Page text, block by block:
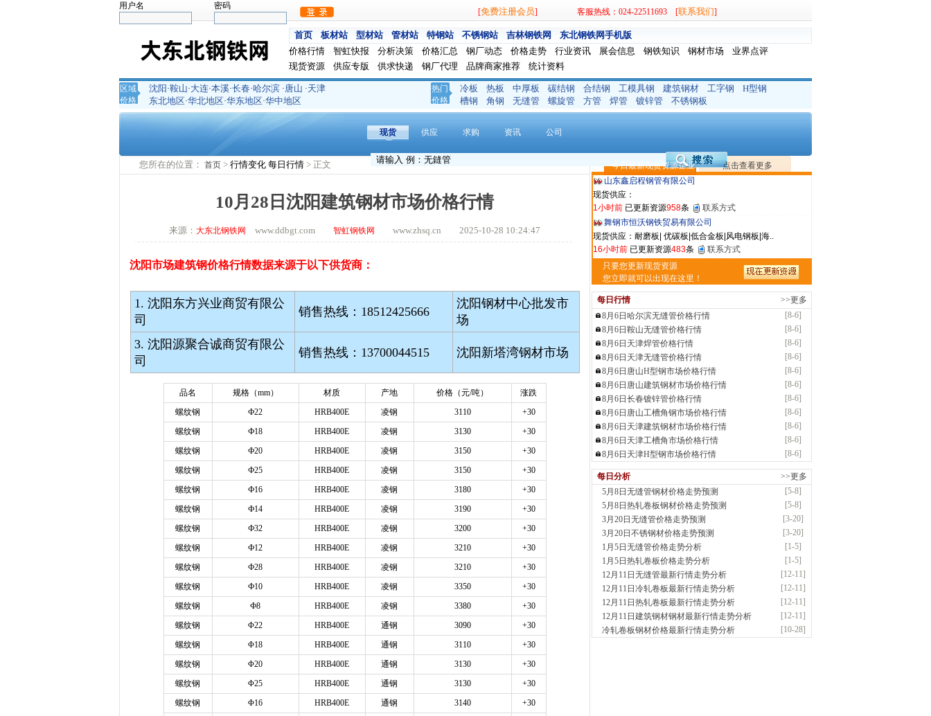
用户名 密码
[免费注册会员] 客服热线：024-22511693 [联系我们]
首页 板材站 型材站 管材站 特钢站 不锈钢站 吉林钢铁网
东北钢铁网手机版
价格行情
智虹快报 分析决策 价格汇总 钢厂动态 价格走势 行业资讯 展会信息 钢铁知识 钢材市场
业界点评
现货资源
供应专版 供求快递 钢厂代理 品牌商家推荐 统计资料
区域
价格
沈阳 ·鞍山·大连·本溪·长春·哈尔滨 ·唐山 ·天津
东北地区·华北地区·华东地区·华中地区
热门
价格
冷板 热板 中厚板 碳结钢 合结钢 工模具钢 建筑钢材 工字钢
H型钢
槽钢
角钢 无缝管 螺旋管 方管 焊管 镀锌管 不锈钢板
现货 供应 求购 资讯 公司
您所在的位置： 首页 > 行情变化 每日行情 > 正文
10月28日沈阳建筑钢材市场价格行情
来源： 大东北钢铁网 www.ddbgt.com 智虹钢铁网 www.zhsq.cn 2025-10-28 10:24:47
沈阳市场建筑钢价格行情数据来源于以下供货商：
1. 沈阳东方兴业商贸有限公
司
销售热线： 18512425666
沈阳钢材中心批发市
场
3. 沈阳源聚合诚商贸有限公
司
销售热线： 13700044515 沈阳新塔湾钢材市场
品名 规格（mm） 材质 产地 价格（元/吨）
涨跌
螺纹钢
Ф22 HRB400E 凌钢 3110
+30
螺纹钢
Ф18 HRB400E 凌钢 3130
+30
螺纹钢
Ф20 HRB400E 凌钢 3150
+30
螺纹钢
Ф25 HRB400E 凌钢 3150
+30
螺纹钢
Ф16 HRB400E 凌钢 3180
+30
螺纹钢
Ф14 HRB400E 凌钢 3190
+30
螺纹钢
Ф32 HRB400E 凌钢 3200
+30
螺纹钢
Ф12 HRB400E 凌钢 3210
+30
螺纹钢
Ф28 HRB400E 凌钢 3210
+30
螺纹钢
Ф10 HRB400E 凌钢 3350
+30
螺纹钢
Ф8 HRB400E 凌钢 3380
+30
螺纹钢
Φ22 HRB400E 通钢 3090
+30
螺纹钢
Φ18 HRB400E 通钢 3110
+30
螺纹钢
Φ20 HRB400E 通钢 3130
+30
螺纹钢
Φ25 HRB400E 通钢 3130
+30
螺纹钢
Φ16 HRB400E 通钢 3140
+30
今日最新现货资源企业 点击查看更多
河南敬冶重工有限公司
现货供应：锅炉容器板Q245R Q345R|国标国..
现货供应：天津钢管|国产合金管|高压锅炉管|石油裂..
37分钟前已更新资源1187条
联系方式
山东鑫启程钢管有限公司
现货供应：
1小时前已更新资源958条
联系方式
舞钢市恒沃钢铁贸易有限公司
现货供应：耐磨板| 优碳板|低合金板|风电钢板|海..
16小时前已更新资源483条
联系方式
河南省智帅实业有限公司
现货供应：特厚钢板|耐磨钢|容器板|
18小时前已更新资源1042条
联系方式
玖隆晟钢管制造有限公司
现货供应：无缝管|合金管|圆钢|精密光亮管|马氏体..
19小时前已更新资源419条
舞钢市盛隆物资有限公司
现货供应：中低温锅炉容器板|中厚板|耐磨板|高强板..
22小时前已更新资源21条
联系方式
天津宝仓腾飞钢管销售有限公司
现货供应：输送流体管、高压锅炉管、化肥专用管、耐低..
23小时前已更新资源875条
联系方式
天津市辰建商贸有限公司
现货供应：不锈方管| 热扩无缝管| 方矩管
1天前已更新资源1280条
联系方式
安阳市润兴商贸有限公司
现货供应：低合金板|高强度板|Z向板|
1天前
已更新资源254 条
联系方式
河南敬冶重工有限公司
现货供应：锅炉容器板Q245R Q345R|国标国..
13分钟前 已更新资源 302 条
联系方式
天津亿宇金属材料有限公司（曼内斯曼）
现货供应：天津钢管|国产合金管|高压锅炉管|石油裂..
37分钟前
已更新资源1187条
联系方式
山东鑫启程钢管有限公司
现货供应：
1小时前
已更新资源958 条
联系方式
舞钢市恒沃钢铁贸易有限公司
只要您更新现货资源
您立即就可以出现在这里！
每日行情
>>更多
8月6日哈尔滨无缝管价格行情
[8-6]
8月6日鞍山无缝管价格行情
[8-6]
8月6日天津焊管价格行情
[8-6]
8月6日天津无缝管价格行情
[8-6]
8月6日唐山H型钢市场价格行情
[8-6]
8月6日唐山建筑钢材市场价格行情
[8-6]
8月6日长春镀锌管价格行情
[8-6]
8月6日唐山工槽角钢市场价格行情
[8-6]
8月6日天津建筑钢材市场价格行情
[8-6]
8月6日天津工槽角市场价格行情
[8-6]
8月6日天津H型钢市场价格行情
[8-6]
每日分析
>>更多
5月8日无缝管钢材价格走势预测
[5-8]
5月8日热轧卷板钢材价格走势预测
[5-8]
3月20日无缝管价格走势预测
[3-20]
3月20日不锈钢材价格走势预测
[3-20]
1月5日无缝管价格走势分析
[1-5]
1月5日热轧卷板价格走势分析
[1-5]
12月11日无缝管最新行情走势分析
[12-11]
12月11日冷轧卷板最新行情走势分析
[12-11]
12月11日热轧卷板最新行情走势分析
[12-11]
12月11日建筑钢材钢材最新行情走势分析
[12-11]
冷轧卷板钢材价格最新行情走势分析
[10-28]